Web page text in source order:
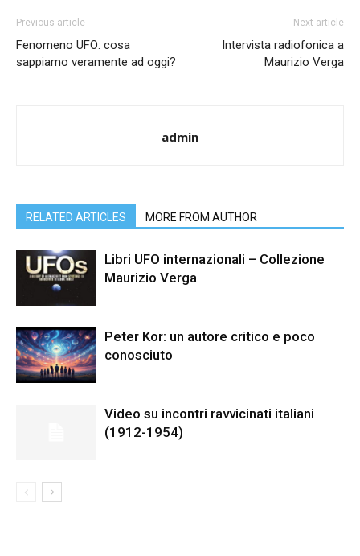
Previous article
Fenomeno UFO: cosa
sappiamo veramente ad oggi?
Next article
Intervista radiofonica a
Maurizio Verga
admin
RELATED ARTICLES MORE FROM AUTHOR
Libri UFO internazionali – Collezione
Maurizio Verga
Peter Kor: un autore critico e poco
conosciuto
Video su incontri ravvicinati italiani
(1912-1954)